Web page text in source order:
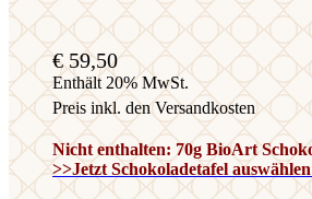
€59,50
Enthält 20% MwSt.
Preis inkl. den Versandkosten
Nicht enthalten: 70g BioArt
>>Jetzt Schokoladetafel